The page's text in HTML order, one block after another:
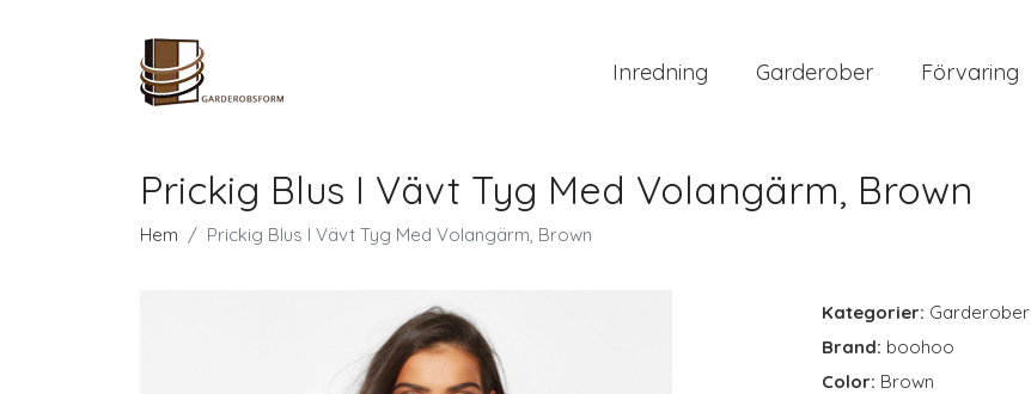
Inredning Garderober Förvaring
Prickig Blus I Vävt Tyg Med Volangärm, Brown
Hem Prickig Blus I Vävt Tyg Med Volangärm, Brown
Kategorier: Garderober
Brand: boohoo
Color: Brown